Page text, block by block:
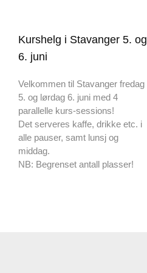
Kurshelg i Stavanger 5. og
6. juni
Velkommen til Stavanger fredag
5. og lørdag 6. juni med 4
parallelle kurs-sessions!
Det serveres kaffe, drikke etc. i
alle pauser, samt lunsj og
middag.
NB: Begrenset antall plasser!